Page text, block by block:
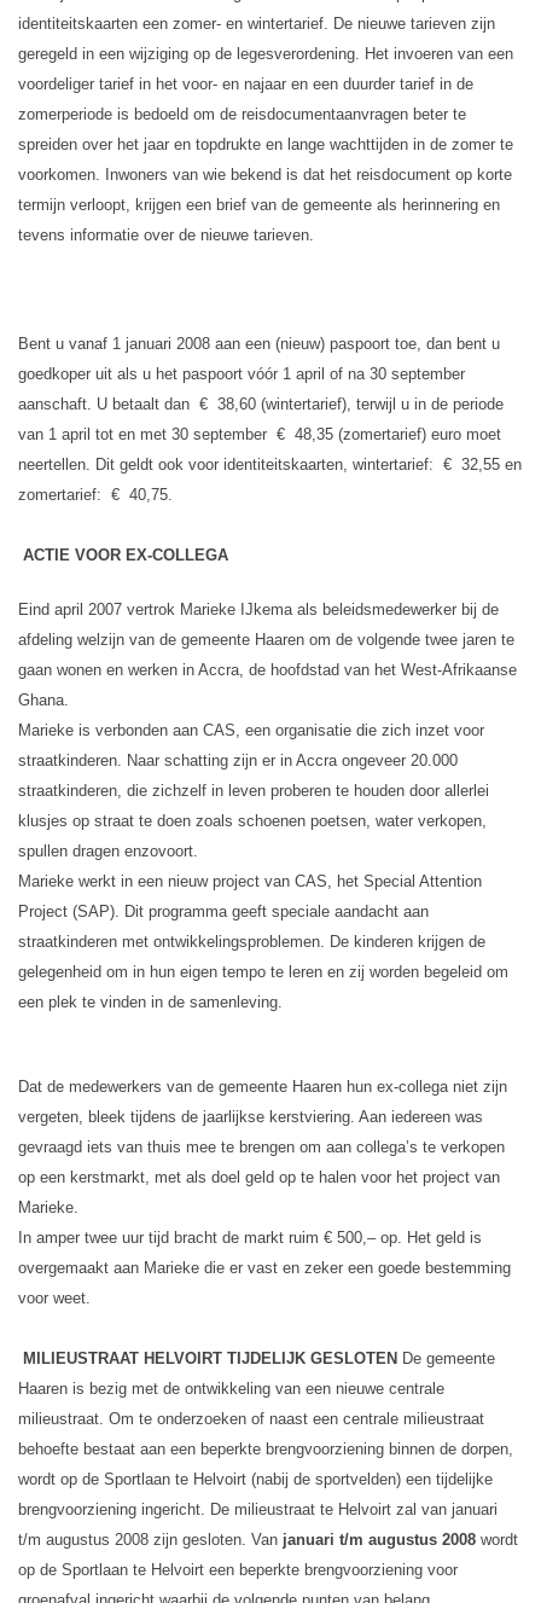
identiteitskaarten een zomer- en wintertarief. De nieuwe tarieven zijn
geregeld in een wijziging op de legesverordening. Het invoeren van een
voordeliger tarief in het voor- en najaar en een duurder tarief in de
zomerperiode is bedoeld om de reisdocumentaanvragen beter te
spreiden over het jaar en topdrukte en lange wachttijden in de zomer te
voorkomen. Inwoners van wie bekend is dat het reisdocument op korte
termijn verloopt, krijgen een brief van de gemeente als herinnering en
tevens informatie over de nieuwe tarieven.
Bent u vanaf 1 januari 2008 aan een (nieuw) paspoort toe, dan bent u
goedkoper uit als u het paspoort vóór 1 april of na 30 september
aanschaft. U betaalt dan € 38,60 (wintertarief), terwijl u in de periode
van 1 april tot en met 30 september € 48,35 (zomertarief) euro moet
neertellen. Dit geldt ook voor identiteitskaarten, wintertarief: € 32,55 en
zomertarief: € 40,75.
ACTIE VOOR EX-COLLEGA
Eind april 2007 vertrok Marieke IJkema als beleidsmedewerker bij de
afdeling welzijn van de gemeente Haaren om de volgende twee jaren te
gaan wonen en werken in Accra, de hoofdstad van het West-Afrikaanse
Ghana.
Marieke is verbonden aan CAS, een organisatie die zich inzet voor
straatkinderen. Naar schatting zijn er in Accra ongeveer 20.000
straatkinderen, die zichzelf in leven proberen te houden door allerlei
klusjes op straat te doen zoals schoenen poetsen, water verkopen,
spullen dragen enzovoort.
Marieke werkt in een nieuw project van CAS, het Special Attention
Project (SAP). Dit programma geeft speciale aandacht aan
straatkinderen met ontwikkelingsproblemen. De kinderen krijgen de
gelegenheid om in hun eigen tempo te leren en zij worden begeleid om
een plek te vinden in de samenleving.
Dat de medewerkers van de gemeente Haaren hun ex-collega niet zijn
vergeten, bleek tijdens de jaarlijkse kerstviering. Aan iedereen was
gevraagd iets van thuis mee te brengen om aan collega’s te verkopen
op een kerstmarkt, met als doel geld op te halen voor het project van
Marieke.
In amper twee uur tijd bracht de markt ruim € 500,– op. Het geld is
overgemaakt aan Marieke die er vast en zeker een goede bestemming
voor weet.
MILIEUSTRAAT HELVOIRT TIJDELIJK GESLOTEN De gemeente
Haaren is bezig met de ontwikkeling van een nieuwe centrale
milieustraat. Om te onderzoeken of naast een centrale milieustraat
behoefte bestaat aan een beperkte brengvoorziening binnen de dorpen,
wordt op de Sportlaan te Helvoirt (nabij de sportvelden) een tijdelijke
brengvoorziening ingericht. De milieustraat te Helvoirt zal van januari
t/m augustus 2008 zijn gesloten. Van januari t/m augustus 2008 wordt
op de Sportlaan te Helvoirt een beperkte brengvoorziening voor